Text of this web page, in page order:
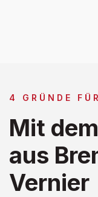
4 GRÜNDE
Mit
aus
Vernier